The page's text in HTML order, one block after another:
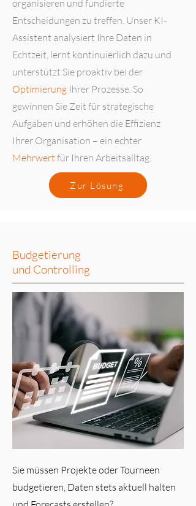
organisieren und fundierte
Entscheidungen zu treffen. Unser KI-
Assistent analysiert Ihre Daten in
Echtzeit, lernt kontinuierlich dazu und
unterstützt Sie proaktiv bei der
Optimierung Ihrer Prozesse. So
gewinnen Sie Zeit für strategische
Aufgaben und erhöhen die Effizienz
Ihrer Organisation – ein echter
Mehrwert für Ihren Arbeitsalltag.
Zur Lösung
Budgetierung
und Controlling
Sie müssen Projekte oder Tourneen
budgetieren, Daten stets aktuell halten